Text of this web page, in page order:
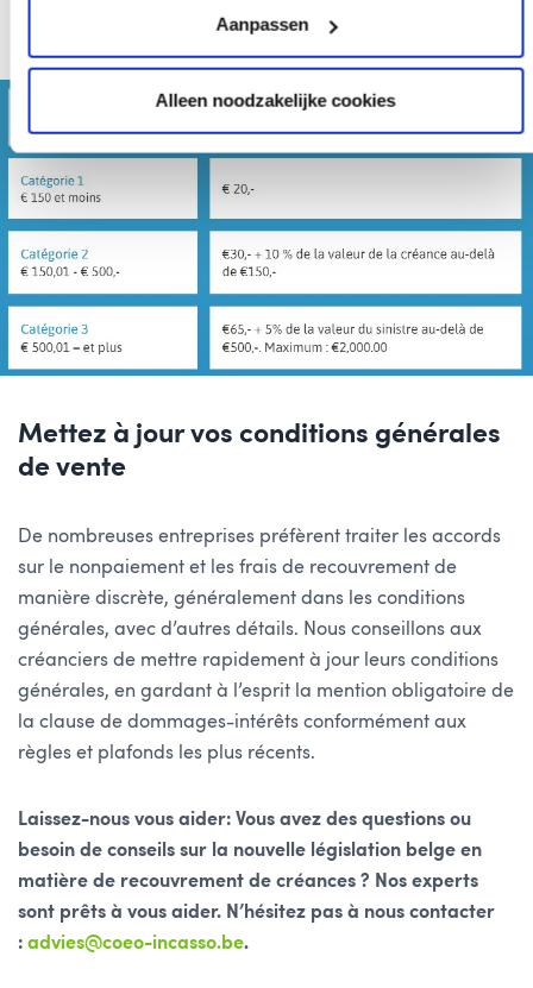
Aanpassen
Alleen noodzakelijke cookies
Économie de sévir contre les créanciers et les agences de
Mettez à jour vos conditions générales
de vente
De nombreuses entreprises préfèrent traiter les accords
sur le nonpaiement et les frais de recouvrement de
manière discrète, généralement dans les conditions
générales, avec d’autres détails. Nous conseillons aux
créanciers de mettre rapidement à jour leurs conditions
générales, en gardant à l’esprit la mention obligatoire de
la clause de dommages-intérêts conformément aux
règles et plafonds les plus récents.
Laissez-nous vous aider: Vous avez des questions ou
besoin de conseils sur la nouvelle législation belge en
matière de recouvrement de créances ? Nos experts
sont prêts à vous aider. N’hésitez pas à nous contacter
: advies@coeo-incasso.be.